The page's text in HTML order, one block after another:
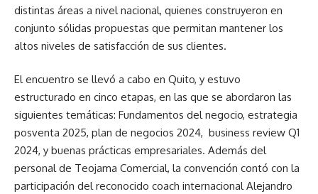
distintas áreas a nivel nacional, quienes construyeron en
conjunto sólidas propuestas que permitan mantener los
altos niveles de satisfacción de sus clientes.
El encuentro se llevó a cabo en Quito, y estuvo
estructurado en cinco etapas, en las que se abordaron las
siguientes temáticas: Fundamentos del negocio, estrategia
posventa 2025, plan de negocios 2024, business review Q1
2024, y buenas prácticas empresariales. Además del
personal de Teojama Comercial, la convención contó con la
participación del reconocido coach internacional Alejandro